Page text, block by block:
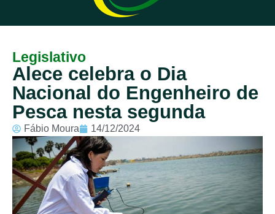
Legislativo
Alece celebra o Dia
Nacional do Engenheiro de
Pesca nesta segunda
Fábio Moura 14/12/2024